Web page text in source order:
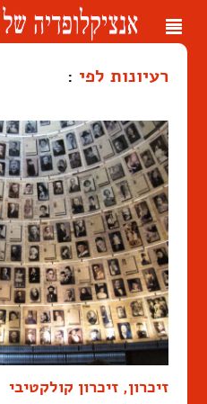
Toggle
רעיונות לפי :
זיכרון, זיכרון קולקטיבי